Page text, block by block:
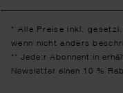
* Alle Preise inkl.
wenn nicht anders
** Jede:r Abonnent:in
Newsletter einen 10 %